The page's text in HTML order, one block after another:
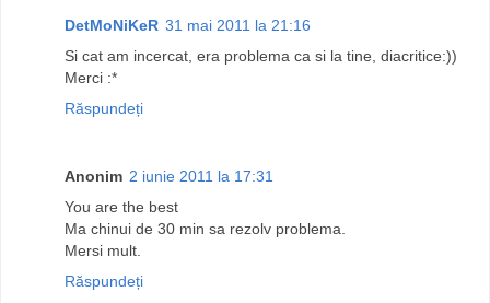
DetMoNiKeR 31 mai 2011 la 21:16
Si cat am incercat, era problema ca si la tine, diacritice:))
Merci :*
Răspundeți
Anonim 2 iunie 2011 la 17:31
You are the best
Ma chinui de 30 min sa rezolv problema.
Mersi mult.
Răspundeți